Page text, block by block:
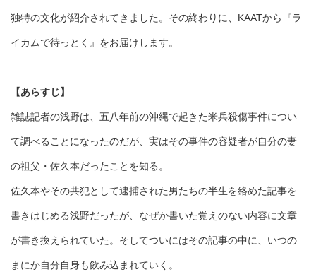
独特の文化が紹介されてきました。その終わりに、KAATから『ラ
イカムで待っとく』をお届けします。
【あらすじ】
雑誌記者の浅野は、五八年前の沖縄で起きた米兵殺傷事件につい
て調べることになったのだが、実はその事件の容疑者が自分の妻
の祖父・佐久本だったことを知る。
佐久本やその共犯として逮捕された男たちの半生を絡めた記事を
書きはじめる浅野だったが、なぜか書いた覚えのない内容に文章
が書き換えられていた。そしてついにはその記事の中に、いつの
まにか自分自身も飲み込まれていく。